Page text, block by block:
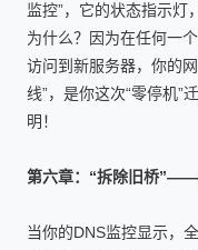
监控”，它的状态指示灯
为什么？因为在任何一
访问到新服务器，你的
线”，是你这次“零停机”
明！
第六章：“拆除旧桥
当你的DNS监控显示，